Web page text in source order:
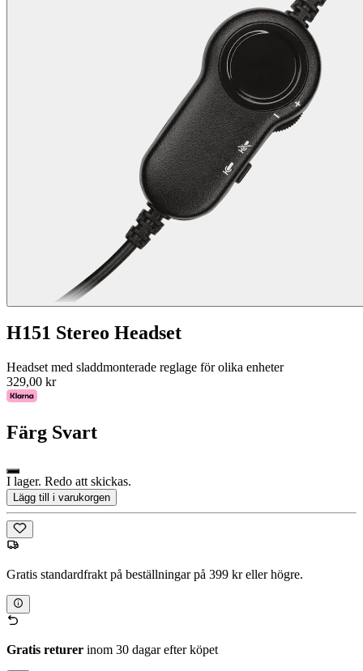
H151 Stereo Headset
Headset med sladdmonterade reglage för olika enheter
329,00 kr
Färg Svart
I lager. Redo att skickas.
Lägg till i varukorgen
Gratis standardfrakt på beställningar på 399 kr eller högre.
Gratis returer inom 30 dagar efter köpet